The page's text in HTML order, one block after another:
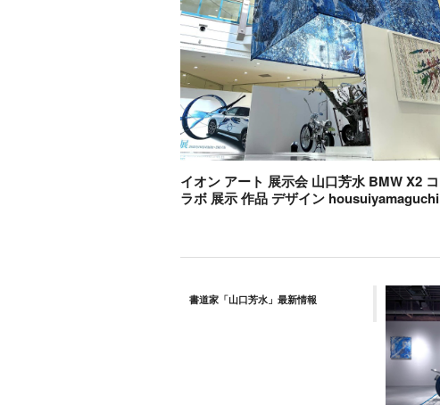
イオン アート 展示会 山口芳水 BMW X2 コ
ラボ 展示 作品 デザイン housuiyamaguchi
書道家「山口芳水」最新情報